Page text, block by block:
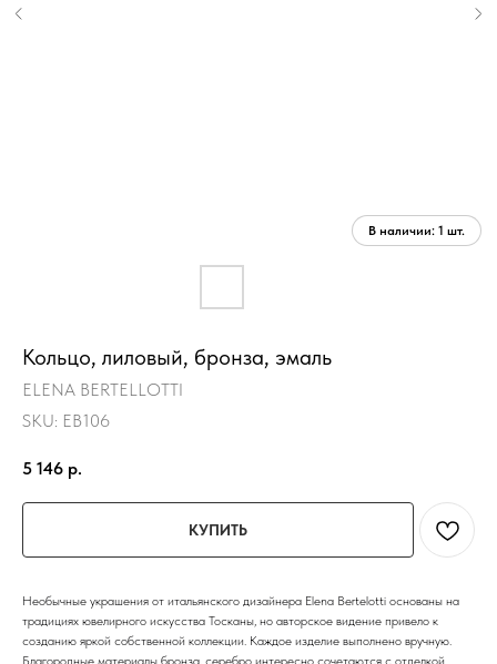
Кольцо, лиловый, бронза, эмаль
ELENA BERTELLOTTI
SKU: EB106
5 146 р.
КУПИТЬ
Необычные украшения от итальянского дизайнера Elena Bertelotti основаны на
традициях ювелирного искусства Тосканы, но авторское видение привело к
созданию яркой собственной коллекции. Каждое изделие выполнено вручную.
Благородные материалы бронза, серебро интересно сочетаются с отделкой